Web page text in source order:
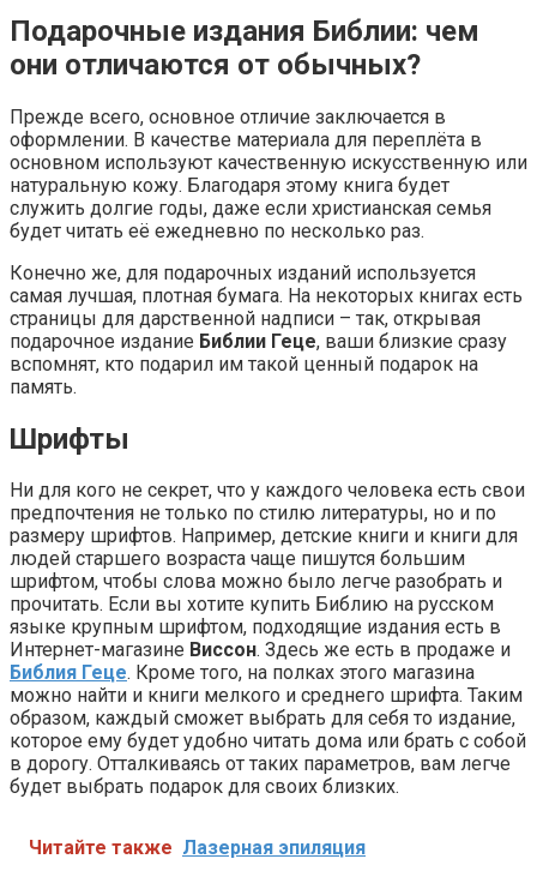
Подарочные издания Библии: чем
они отличаются от обычных?
Прежде всего, основное отличие заключается в
оформлении. В качестве материала для переплёта в
основном используют качественную искусственную или
натуральную кожу. Благодаря этому книга будет
служить долгие годы, даже если христианская семья
будет читать её ежедневно по несколько раз.
Конечно же, для подарочных изданий используется
самая лучшая, плотная бумага. На некоторых книгах есть
страницы для дарственной надписи – так, открывая
подарочное издание Библии Геце, ваши близкие сразу
вспомнят, кто подарил им такой ценный подарок на
память.
Шрифты
Ни для кого не секрет, что у каждого человека есть свои
предпочтения не только по стилю литературы, но и по
размеру шрифтов. Например, детские книги и книги для
людей старшего возраста чаще пишутся большим
шрифтом, чтобы слова можно было легче разобрать и
прочитать. Если вы хотите купить Библию на русском
языке крупным шрифтом, подходящие издания есть в
Интернет-магазине Виссон. Здесь же есть в продаже и
Библия Геце. Кроме того, на полках этого магазина
можно найти и книги мелкого и среднего шрифта. Таким
образом, каждый сможет выбрать для себя то издание,
которое ему будет удобно читать дома или брать с собой
в дорогу. Отталкиваясь от таких параметров, вам легче
будет выбрать подарок для своих близких.
Читайте также Лазерная эпиляция